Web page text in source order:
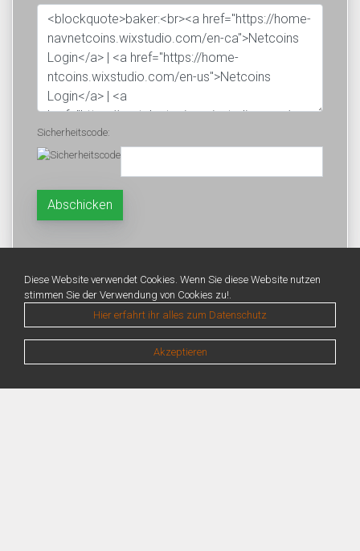
Sicherheitscode:
Diese Website verwendet Cookies. Wenn Sie diese Website nutzen
stimmen Sie der Verwendung von Cookies zu!.
Hier erfahrt ihr alles zum Datenschutz
Akzeptieren